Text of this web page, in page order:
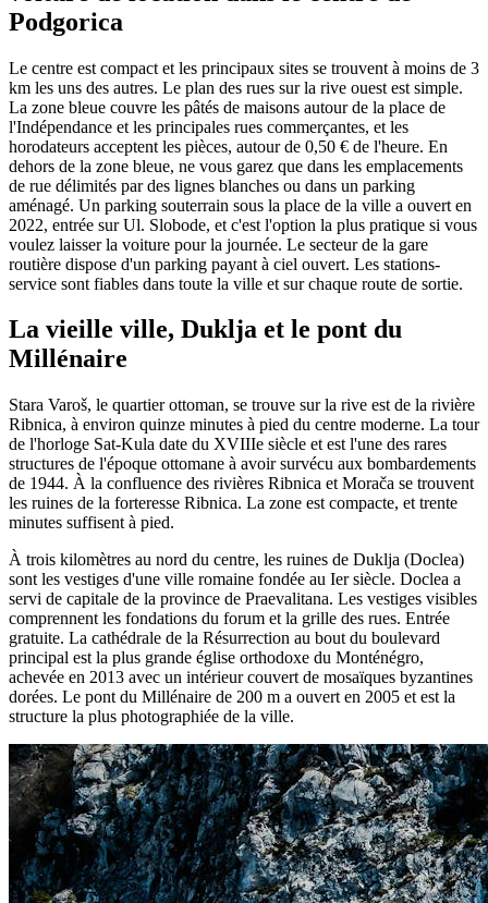
Podgorica
Le centre est compact et les principaux sites se trouvent à moins de 3
km les uns des autres. Le plan des rues sur la rive ouest est simple.
La zone bleue couvre les pâtés de maisons autour de la place de
l'Indépendance et les principales rues commerçantes, et les
horodateurs acceptent les pièces, autour de 0,50 € de l'heure. En
dehors de la zone bleue, ne vous garez que dans les emplacements
de rue délimités par des lignes blanches ou dans un parking
aménagé. Un parking souterrain sous la place de la ville a ouvert en
2022, entrée sur Ul. Slobode, et c'est l'option la plus pratique si vous
voulez laisser la voiture pour la journée. Le secteur de la gare
routière dispose d'un parking payant à ciel ouvert. Les stations-
service sont fiables dans toute la ville et sur chaque route de sortie.
La vieille ville, Duklja et le pont du
Millénaire
Stara Varoš, le quartier ottoman, se trouve sur la rive est de la rivière
Ribnica, à environ quinze minutes à pied du centre moderne. La tour
de l'horloge Sat-Kula date du XVIIIe siècle et est l'une des rares
structures de l'époque ottomane à avoir survécu aux bombardements
de 1944. À la confluence des rivières Ribnica et Morača se trouvent
les ruines de la forteresse Ribnica. La zone est compacte, et trente
minutes suffisent à pied.
À trois kilomètres au nord du centre, les ruines de Duklja (Doclea)
sont les vestiges d'une ville romaine fondée au Ier siècle. Doclea a
servi de capitale de la province de Praevalitana. Les vestiges visibles
comprennent les fondations du forum et la grille des rues. Entrée
gratuite. La cathédrale de la Résurrection au bout du boulevard
principal est la plus grande église orthodoxe du Monténégro,
achevée en 2013 avec un intérieur couvert de mosaïques byzantines
dorées. Le pont du Millénaire de 200 m a ouvert en 2005 et est la
structure la plus photographiée de la ville.